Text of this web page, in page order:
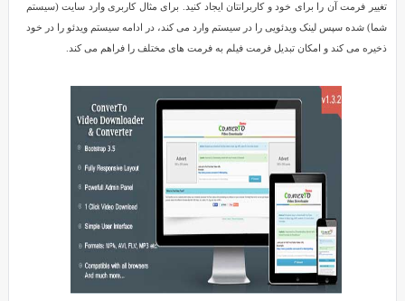
تغییر فرمت آن را برای خود و کاربرانتان ایجاد کنید. برای مثال کاربری وارد سایت (سیستم
شما) شده سپس لینک ویدئویی را در سیستم وارد می کند، در ادامه سیستم ویدئو را در خود
ذخیره می کند و امکان تبدیل فرمت فیلم به فرمت های مختلف را فراهم می کند.